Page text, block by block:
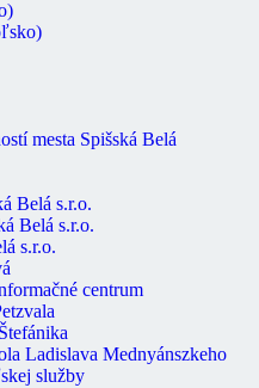
mesta Spišská Belá
Belá s.r.o.
Belá s.r.o.
s.r.o.
centrum
Ladislava Mednyánszkeho
služby